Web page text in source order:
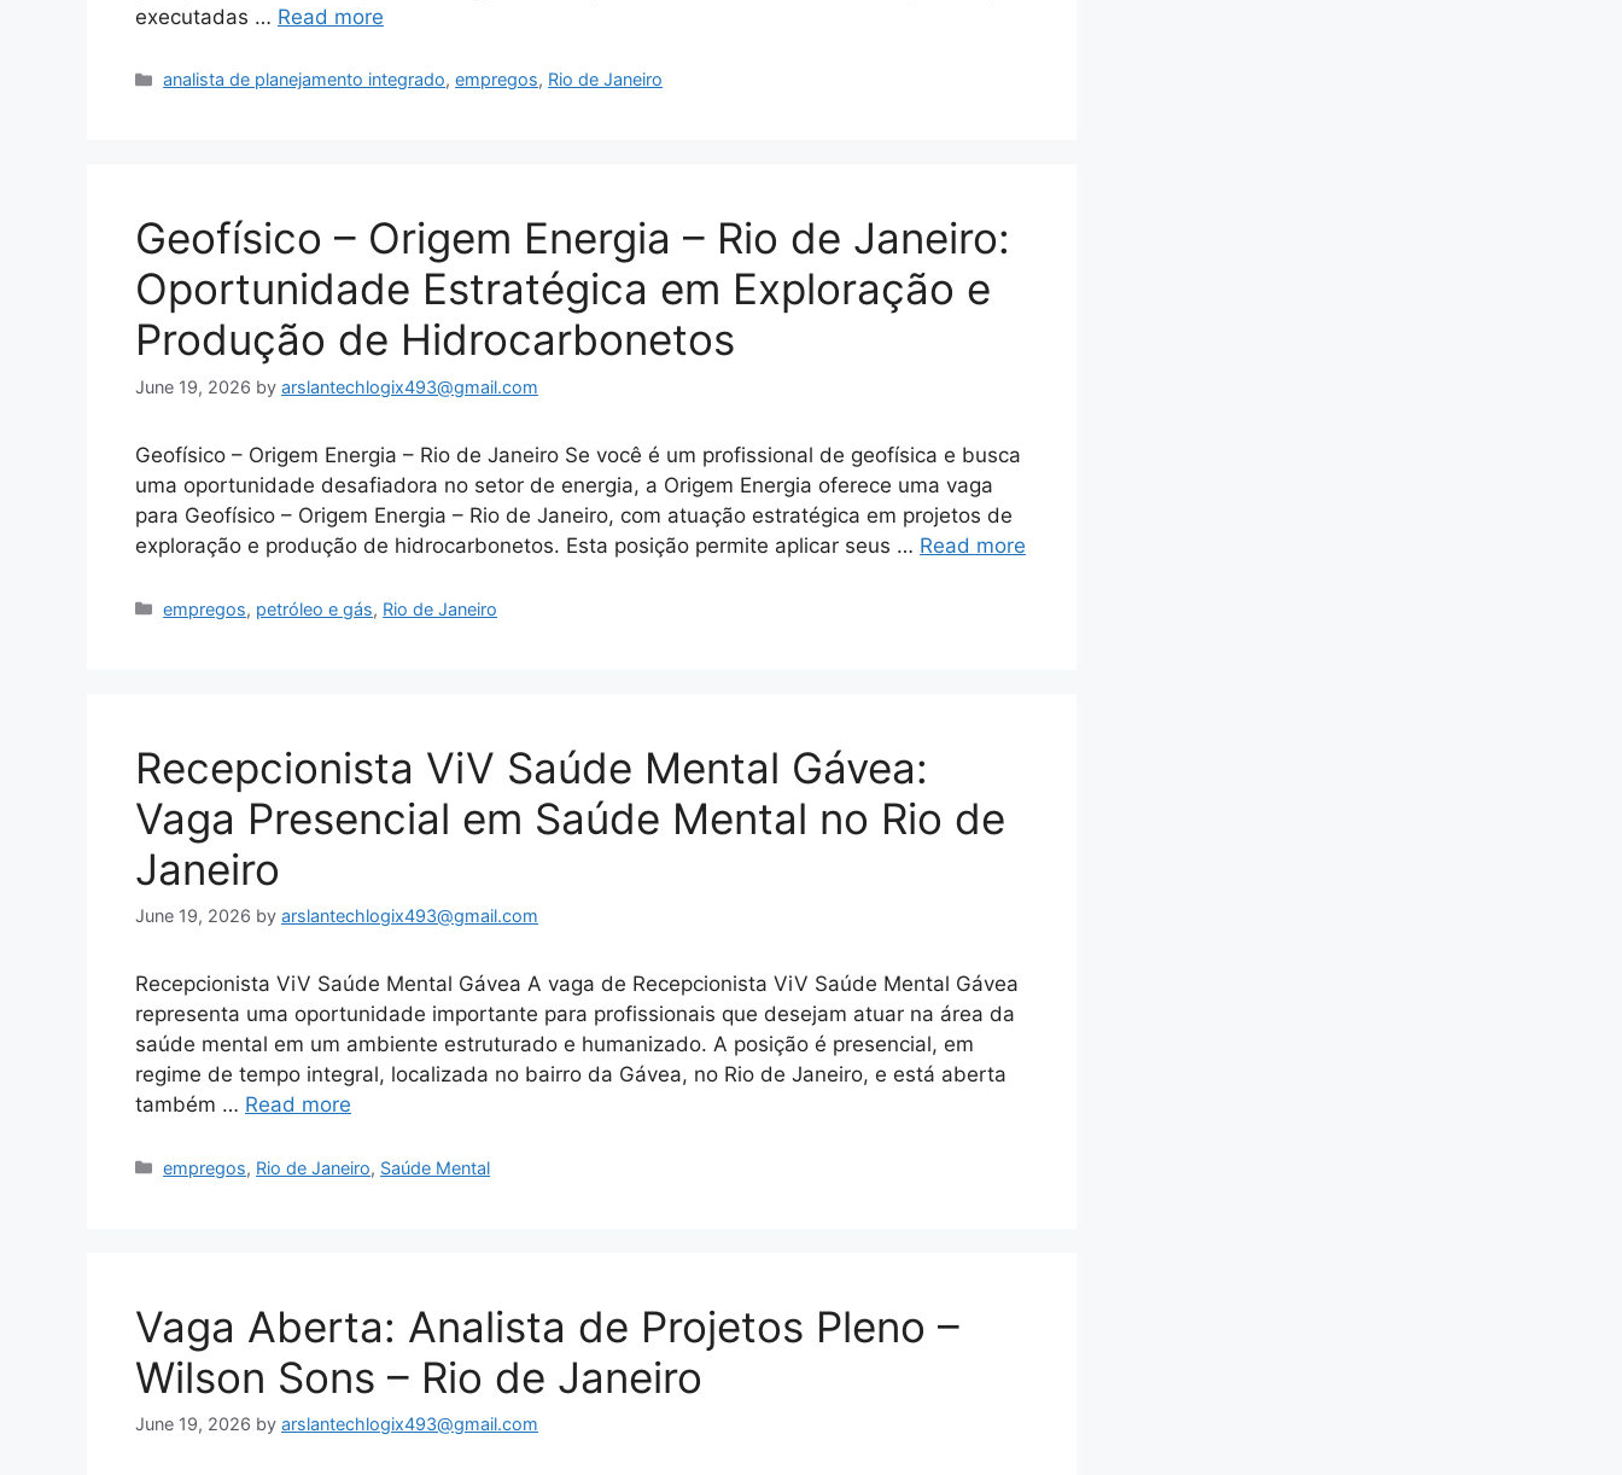
executadas … Read more
Categories
analista de planejamento integrado,empregos, Rio de Janeiro
Geofísico – Origem Energia – Rio de Janeiro:
Oportunidade Estratégica em Exploração e
Produção de Hidrocarbonetos
June 19, 2026 by arslantechlogix493@gmail.com
Geofísico – Origem Energia – Rio de Janeiro Se você é um profissional de geofísica e busca
uma oportunidade desafiadora no setor de energia, a Origem Energia oferece uma vaga
para Geofísico – Origem Energia – Rio de Janeiro, com atuação estratégica em projetos de
exploração e produção de hidrocarbonetos. Esta posição permite aplicar seus … Read more
Categories
empregos, petróleo e gás, Rio de Janeiro
Recepcionista ViV Saúde Mental Gávea:
Vaga Presencial em Saúde Mental no Rio de
Janeiro
June 19, 2026 by arslantechlogix493@gmail.com
Recepcionista ViV Saúde Mental Gávea A vaga de Recepcionista ViV Saúde Mental Gávea
representa uma oportunidade importante para profissionais que desejam atuar na área da
saúde mental em um ambiente estruturado e humanizado. A posição é presencial, em
regime de tempo integral, localizada no bairro da Gávea, no Rio de Janeiro, e está aberta
também … Read more
Categories
empregos, Rio de Janeiro, Saúde Mental
Vaga Aberta: Analista de Projetos Pleno –
Wilson Sons – Rio de Janeiro
June 19, 2026 by arslantechlogix493@gmail.com